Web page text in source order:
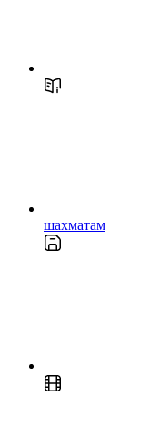
шахматам